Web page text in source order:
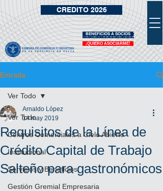
¡QUIERO ASOCIARME!
VIDRIERA DE BENEFICIOS
BENEFICIOS A SOCIOS
CREDITO 2026
Entrada
Ver Todo
Centros Comerciales a Cielo Abierto
Institucional
Servicios y Beneficios
Gestión Gremial Empresaria
Ver Todo
Requisitos de la Línea de
Crédito Capital de Trabajo
Salteño para gastronómicos
Arnaldo López
14 may 2019